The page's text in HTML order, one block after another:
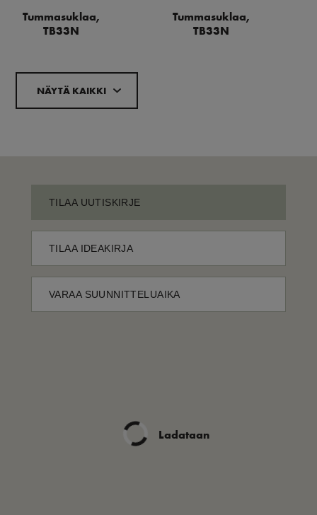
Tummasuklaa,
TB33N
Tummasuklaa,
TB33N
NÄYTÄ KAIKKI
TILAA UUTISKIRJE
TILAA IDEAKIRJA
VARAA SUUNNITTELUAIKA
Ladataan